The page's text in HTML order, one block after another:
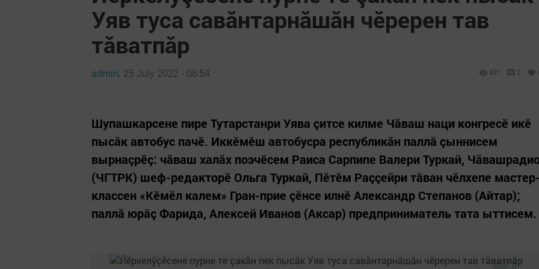
Уяв туса савăнтарнăшăн чӗререн тав
тăватпăр
admin, 25 July 2022 - 08:54 821 0
Шупашкарсене пире Тутарстанри Уява çитсе килме Чӑваш наци конгресӗ икӗ
пысӑк автобус пачӗ. Иккӗмӗш автобусра республикăн паллă çыннисем
вырнаçрӗç: чӑваш халӑх поэчӗсем Раиса Сарпипе Валери Туркай,
(ЧГТРК) шеф-редакторӗ Ольга Туркай, Пӗтӗм Раççейри тăван чӗлхепе мастер-
классен «Кӗмӗл калем» Гран-прие çӗнсе илнӗ Александр Степанов (Айтар);
паллӑ юрӑç Фарида, Алексей Иванов (Аксар) предприниматель тата ыттисем.